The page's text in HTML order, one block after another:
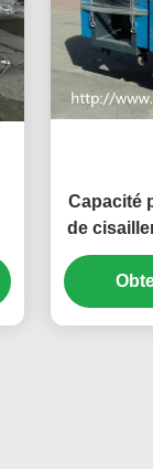
Capacité
de